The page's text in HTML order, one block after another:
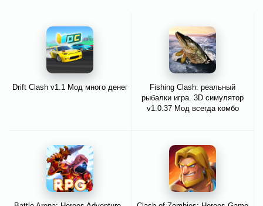
Drift Clash v1.1 Мод много денег
Fishing Clash: реальный
рыбалки игра. 3D симулятор
v1.0.37 Мод всегда комбо